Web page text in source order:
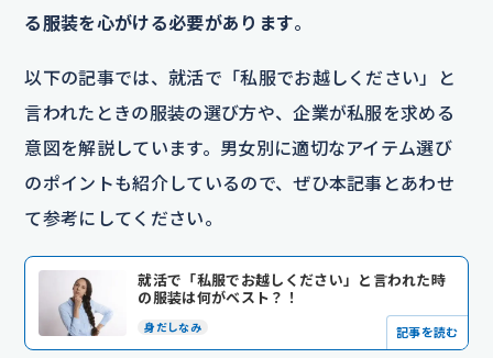
る服装を心がける必要があります。
以下の記事では、就活で「私服でお越しください」と
言われたときの服装の選び方や、企業が私服を求める
意図を解説しています。男女別に適切なアイテム選び
のポイントも紹介しているので、ぜひ本記事とあわせ
て参考にしてください。
就活で「私服でお越しください」と言われた時
の服装は何がベスト？！
身だしなみ 記事を読む